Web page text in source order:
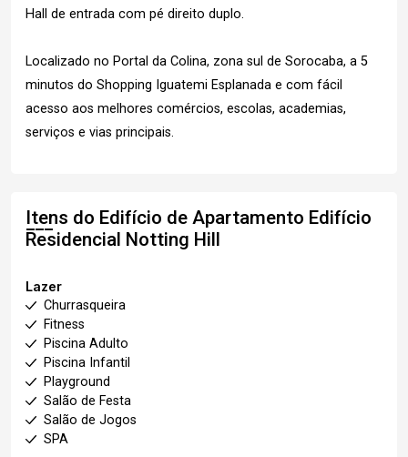
Hall de entrada com pé direito duplo.
Localizado no Portal da Colina, zona sul de Sorocaba, a 5
minutos do Shopping Iguatemi Esplanada e com fácil
acesso aos melhores comércios, escolas, academias,
serviços e vias principais.
Itens do Edifício de Apartamento Edifício
Residencial Notting Hill
Lazer
Churrasqueira
Fitness
Piscina Adulto
Piscina Infantil
Playground
Salão de Festa
Salão de Jogos
SPA